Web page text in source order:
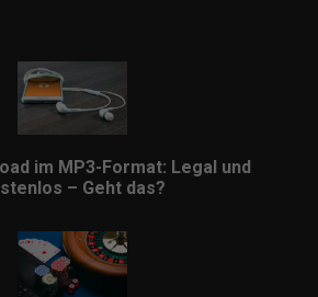
im MP3-Format: Legal und
– Geht das?